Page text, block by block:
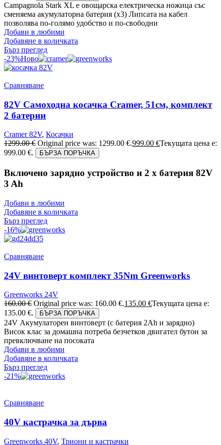
Campagnola Stark XL е овощарска електрическа ножица със
сменяема акумулаторна батерия (х3) Липсата на кабел
позволява по-голямо удобство и по-свободни
Добави в любими
Добавяне в количката
Бърз преглед
-23%Ново
Сравняване
82V Самоходна косачка Cramer, 51см, комплект
2 батерии
Cramer 82V, Косачки
1299.00€ Original price was: 1299.00 €.999.00 €Текущата цена е:
999.00 €.
БЪРЗА ПОРЪЧКА
Включено зарядно устройство и 2 x батерия 82V
3 Ah
Добави в любими
Добавяне в количката
Бърз преглед
-16%
Сравняване
24V винтоверт комплект 35Nm Greenworks
Greenworks 24V
160.00€ Original price was: 160.00 €.135.00 €Текущата цена е:
135.00 €.
БЪРЗА ПОРЪЧКА
24V Акумулаторен винтоверт (с батерия 2Аh и зарядно)
Висок клас за домашна потреба безчетков двигател бутон за
превключване на посоката
Добави в любими
Добавяне в количката
Бърз преглед
-21%
Сравняване
40V кастрачка за дърва
Greenworks 40V, Триони и кастрачки